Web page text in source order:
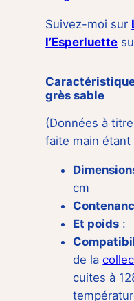
Suivez-moi sur
l’Esperluette
grès sable
(Données à
faite main étant
cm
Et poids :
de la
cuites à